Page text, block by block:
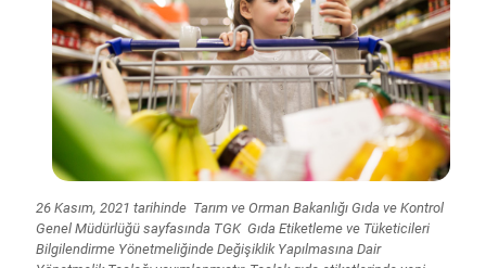
26 Kasım, 2021 tarihinde Tarım ve Orman Bakanlığı Gıda ve Kontrol
Genel Müdürlüğü sayfasında TGK Gıda Etiketleme ve Tüketicileri
Bilgilendirme Yönetmeliğinde Değişiklik Yapılmasına Dair